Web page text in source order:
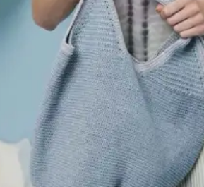
Anleitung in Größen
One Size
Stil
Schal
Schwierigkeit
mittel